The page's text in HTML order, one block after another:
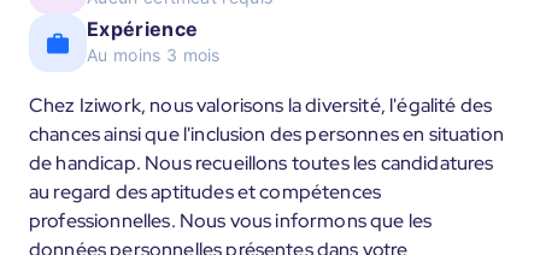
Expérience
Au moins 3 mois
Chez Iziwork, nous valorisons la diversité, l'égalité des
chances ainsi que l'inclusion des personnes en situation
de handicap. Nous recueillons toutes les candidatures
au regard des aptitudes et compétences
professionnelles. Nous vous informons que les
données personnelles présentes dans votre